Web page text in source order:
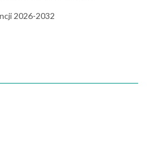
2026-2032